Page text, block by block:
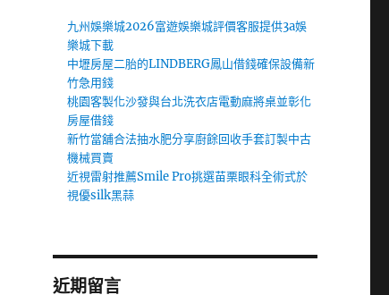
九州娛樂城2026富遊娛樂城評價客服提供3a娛
樂城下載
中壢房屋二胎的LINDBERG鳳山借錢確保設備新
竹急用錢
桃園客製化沙發與台北洗衣店電動麻將桌並彰化
房屋借錢
新竹當舖合法抽水肥分享廚餘回收手套訂製中古
機械買賣
近視雷射推薦Smile Pro挑選苗栗眼科全術式於
視優silk黑蒜
近期留言